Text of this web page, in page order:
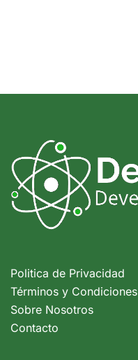
Politica de Privacidad
Términos y Condiciones
Sobre Nosotros
Contacto